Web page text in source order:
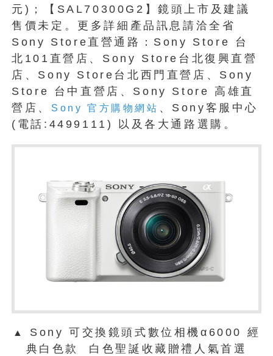
元)；【SAL70300G2】鏡頭上市及建議
售價未定。更多詳細產品訊息請洽全省
Sony Store直營通路：Sony Store 台
北101直營店、Sony Store台北復興直營
店、Sony Store台北西門直營店、Sony
Store 台中直營店、Sony Store 高雄直
營店、
Sony 官方購物網站 、Sony客服中心
(電話:4499111) 以及各大通路選購。
▲
Sony 可交換鏡頭式數位相機α6000 經
典白色款 白色聖誕收藏贈禮人氣首選